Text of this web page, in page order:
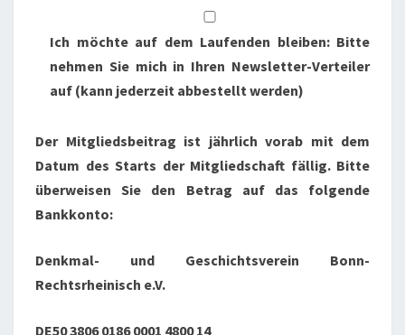
Ich möchte auf dem Laufenden bleiben: Bitte
nehmen Sie mich in Ihren Newsletter-Verteiler
auf (kann jederzeit abbestellt werden)
Der Mitgliedsbeitrag ist jährlich vorab mit dem
Datum des Starts der Mitgliedschaft fällig. Bitte
überweisen Sie den Betrag auf das folgende
Bankkonto:
Denkmal- und Geschichtsverein Bonn-
Rechtsrheinisch e.V.
DE50 3806 0186 0001 4800 14